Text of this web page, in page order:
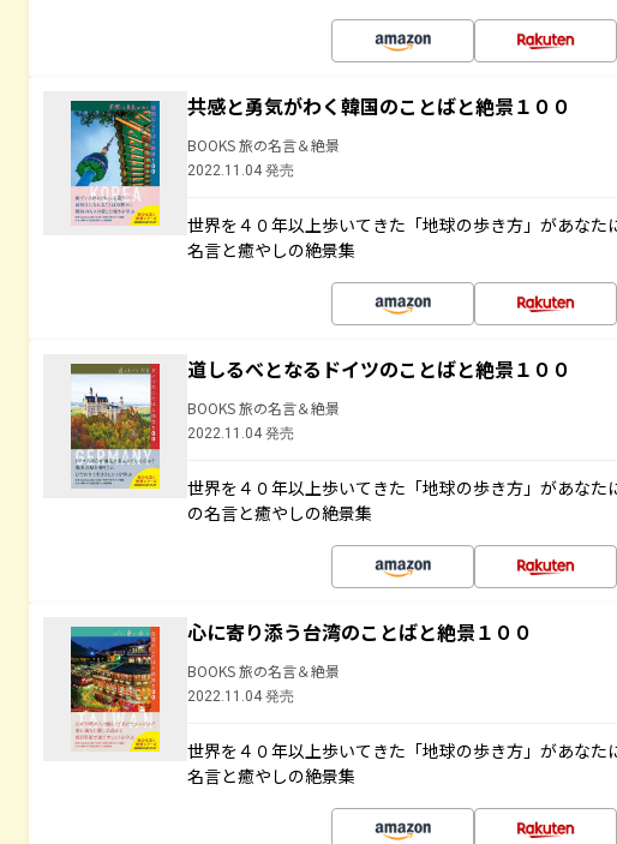
共感と勇気がわく韓国のことばと絶景１００
BOOKS 旅の名言＆絶景
2022.11.04 発売
世界を４０年以上歩いてきた「地球の歩き方」があな
名言と癒やしの絶景集
道しるべとなるドイツのことばと絶景１００
BOOKS 旅の名言＆絶景
2022.11.04 発売
世界を４０年以上歩いてきた「地球の歩き方」があな
の名言と癒やしの絶景集
心に寄り添う台湾のことばと絶景１００
BOOKS 旅の名言＆絶景
2022.11.04 発売
世界を４０年以上歩いてきた「地球の歩き方」があな
名言と癒やしの絶景集